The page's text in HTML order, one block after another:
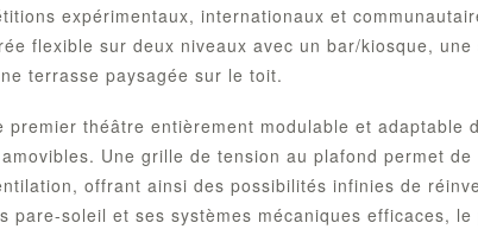
expérimentaux, internationaux et
flexible sur deux niveaux avec un bar/kiosque,
terrasse paysagée sur le toit.
premier théâtre entièrement modulable et adaptable
Une grille de tension au plafond permet
offrant ainsi des possibilités infinies de
pare-soleil et ses systèmes mécaniques efficaces,